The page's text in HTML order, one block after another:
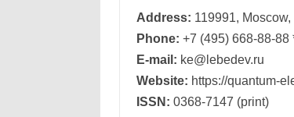
Address: 119991,
Phone: +7 (495) 668-88-88
E-mail: ke@lebedev.ru
Website: https://quantum-
ISSN: 0368-7147 (print)